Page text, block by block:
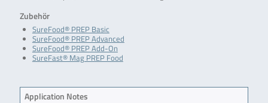
Zubehör
SureFood® PREP Basic
SureFood® PREP Advanced
SureFood® PREP Add-On
SureFast® Mag PREP Food
Application Notes